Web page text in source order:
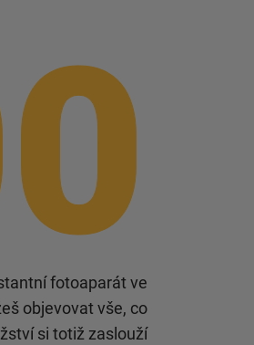
fotoaparát ve
objevovat vše, co
si totiž zaslouží